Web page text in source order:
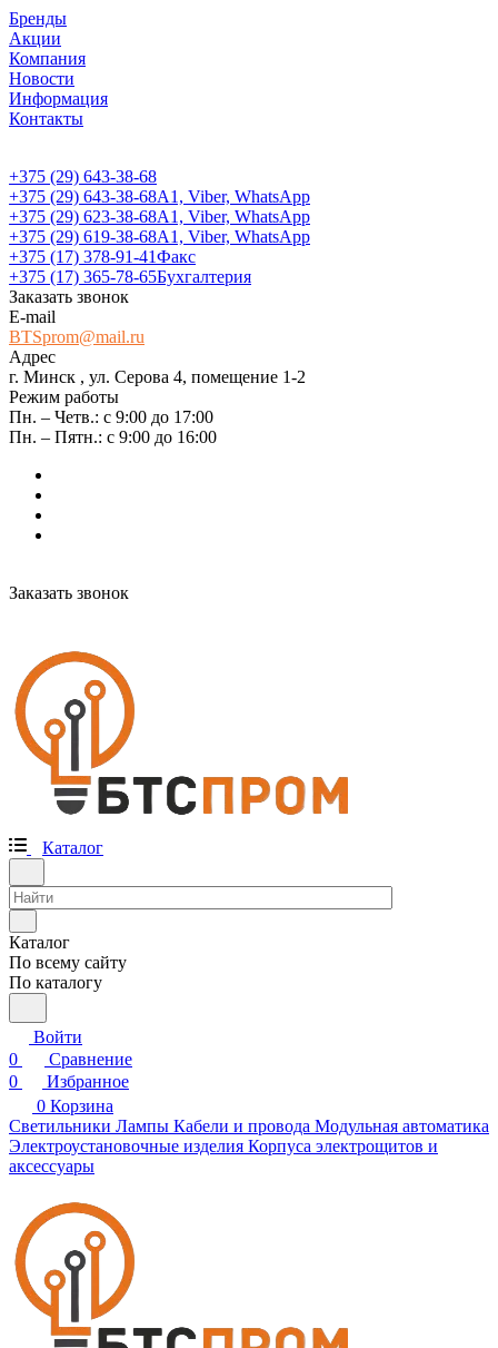
Бренды
Акции
Компания
Новости
Информация
Контакты
+375 (29) 643-38-68
+375 (29) 643-38-68А1, Viber, WhatsApp
+375 (29) 623-38-68А1, Viber, WhatsApp
+375 (29) 619-38-68А1, Viber, WhatsApp
+375 (17) 378-91-41Факс
+375 (17) 365-78-65Бухгалтерия
Заказать звонок
E-mail
BTSprom@mail.ru
Адрес
г. Минск , ул. Серова 4, помещение 1-2
Режим работы
Пн. – Четв.: с 9:00 до 17:00
Пн. – Пятн.: с 9:00 до 16:00
Заказать звонок
Каталог
Каталог
По всему сайту
По каталогу
Войти
0
Сравнение
0
Избранное
0 Корзина
Светильники Лампы Кабели и провода Модульная автоматика
Электроустановочные изделия Корпуса электрощитов и
аксессуары